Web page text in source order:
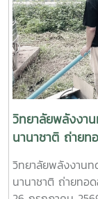
สะอาด และรองรั
วิทยาลัยพลังงาน
เคลื่อนพันธกิจด้าน
องค์ความรู้ เทคโ
สร้างเครือข่ายค
และร่วมกันสร้างอ
จิตต์ รองคณบดีฝ่า
อรรถเวชกุล รอง
บริหาร คณาจารย์
มีครู บุคลากร และ
ศึกษาของไทยและ
ภาคเช้า จัดอบรม
อาทิตย์ เพื่อถ่ายท
อบรม ให้สามารถ
ต้องและมีประสิท
ร้อนด้วยพลังงานท
อรรถเวชกุล เป็นวิ
วิทยาลัยพลังงา
นานาชาติ ถ่ายท
วิทยาลัยพลังงานท
นานาชาติ ถ่ายทอ